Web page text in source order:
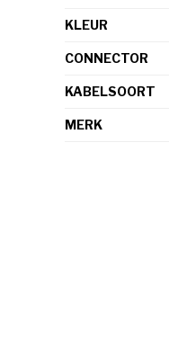
KLEUR
CONNECTOR
KABELSOORT
MERK